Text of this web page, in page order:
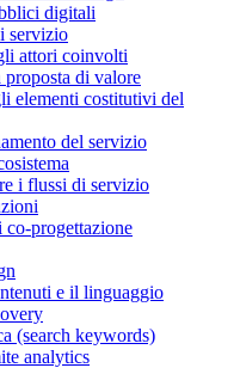
digitali
servizio
attori coinvolti
di valore
elementi costitutivi del
del servizio
i flussi di servizio
progettazione
e il linguaggio
(search keywords)
analytics